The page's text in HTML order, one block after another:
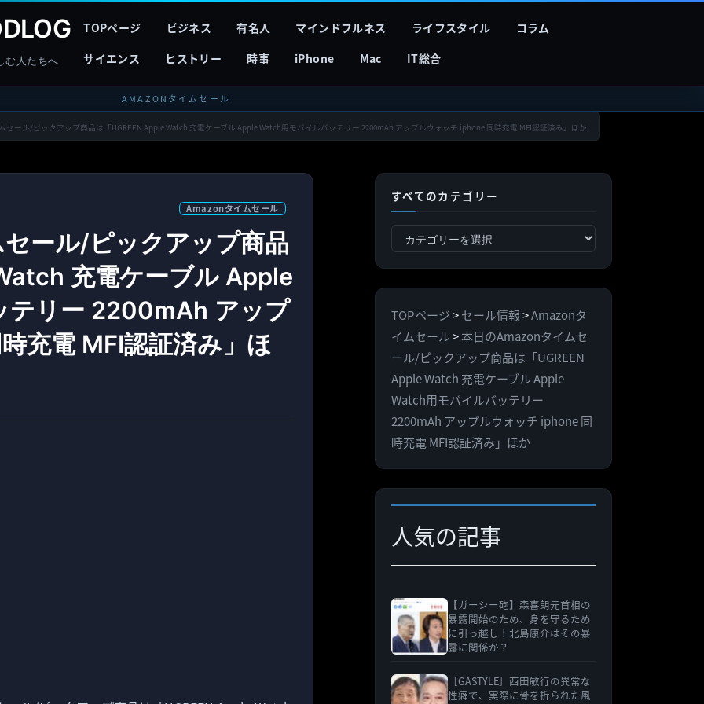
む人たちへ
TOPページ ビジネス 有名人 マインドフルネス ライフスタイル
コラム
サイエンス
ヒストリー 時事 iPhone Mac IT総合
AMAZONタイムセール
セール/ピックアップ商品は「UGREEN Apple Watch 充電ケーブル Apple Watch用モバイルバッテリー 2200mAh アップルウォッチ iphone 同時充電 MFI認証済み」ほか
Amazonタイムセール
ール/ピックアップ商品
充電ケーブル Apple
テリー 2200mAh アップ
充電 MFI認証済み」ほ
すべてのカテゴリー
べ
カ
テ
ゴ
リ
ー
TOPページ>セール情報>Amazonタ
イムセール>本日のAmazonタイムセ
ール/ピックアップ商品は「UGREEN
Apple Watch 充電ケーブル Apple
Watch用モバイルバッテリー
2200mAh アップルウォッチ iphone 同
時充電 MFI認証済み」ほか
人気の記事
【ガーシー砲】森喜朗元首相の
暴露開始のため、身を守るため
に引っ越し！北島康介はその暴
露に関係か？
［GASTYLE］西田敏行の異常な
性癖で、実際に骨を折られた風